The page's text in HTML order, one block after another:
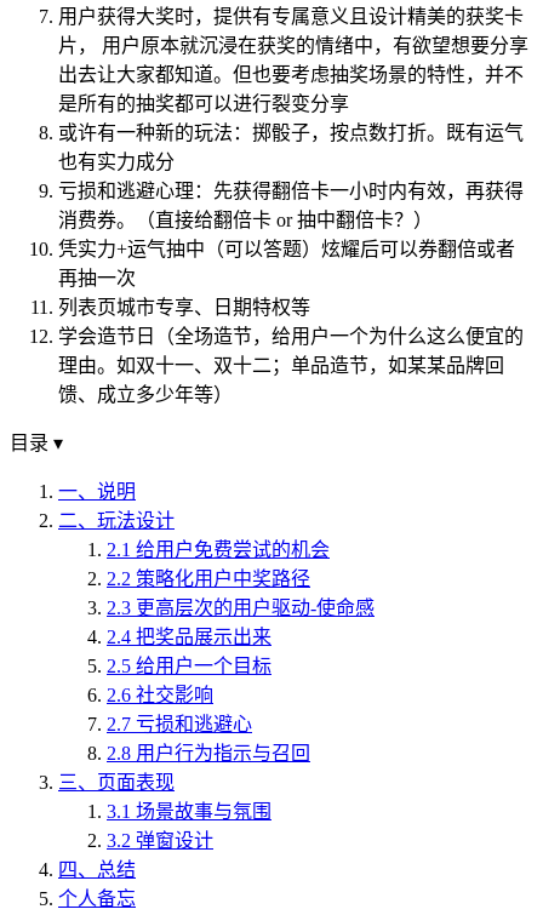
用户获得大奖时，提供有专属意义且设计精美的获奖卡
片， 用户原本就沉浸在获奖的情绪中，有欲望想要分享
出去让大家都知道。但也要考虑抽奖场景的特性，并不
是所有的抽奖都可以进行裂变分享
或许有一种新的玩法：掷骰子，按点数打折。既有运气
也有实力成分
亏损和逃避心理：先获得翻倍卡一小时内有效，再获得
消费券。（直接给翻倍卡 or 抽中翻倍卡？）
凭实力+运气抽中（可以答题）炫耀后可以券翻倍或者
再抽一次
列表页城市专享、日期特权等
学会造节日（全场造节，给用户一个为什么这么便宜的
理由。如双十一、双十二；单品造节，如某某品牌回
馈、成立多少年等）
目录 ▾
一、说明
二、玩法设计
2.1 给用户免费尝试的机会
2.2 策略化用户中奖路径
2.3 更高层次的用户驱动-使命感
2.4 把奖品展示出来
2.5 给用户一个目标
2.6 社交影响
2.7 亏损和逃避心
2.8 用户行为指示与召回
三、页面表现
3.1 场景故事与氛围
3.2 弹窗设计
四、总结
个人备忘